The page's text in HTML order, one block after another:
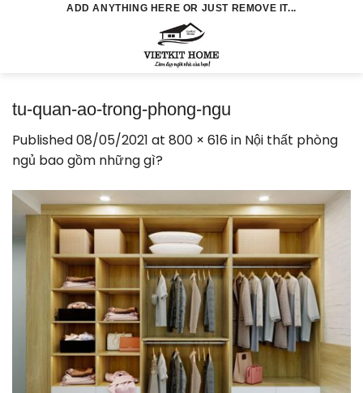
ADD ANYTHING HERE OR JUST REMOVE IT...
tu-quan-ao-trong-phong-ngu
Published08/05/2021 at 800 × 616 in Nội thất phòng
ngủ bao gồm những gì?